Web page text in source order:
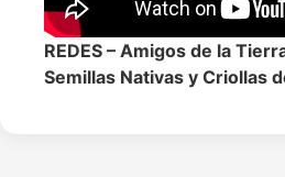
REDES – Amigos de la
Semillas Nativas y Criollas